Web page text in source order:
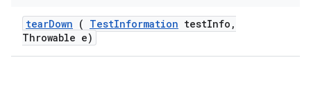
tearDown ( TestInformation testInfo ,
Throwable e)